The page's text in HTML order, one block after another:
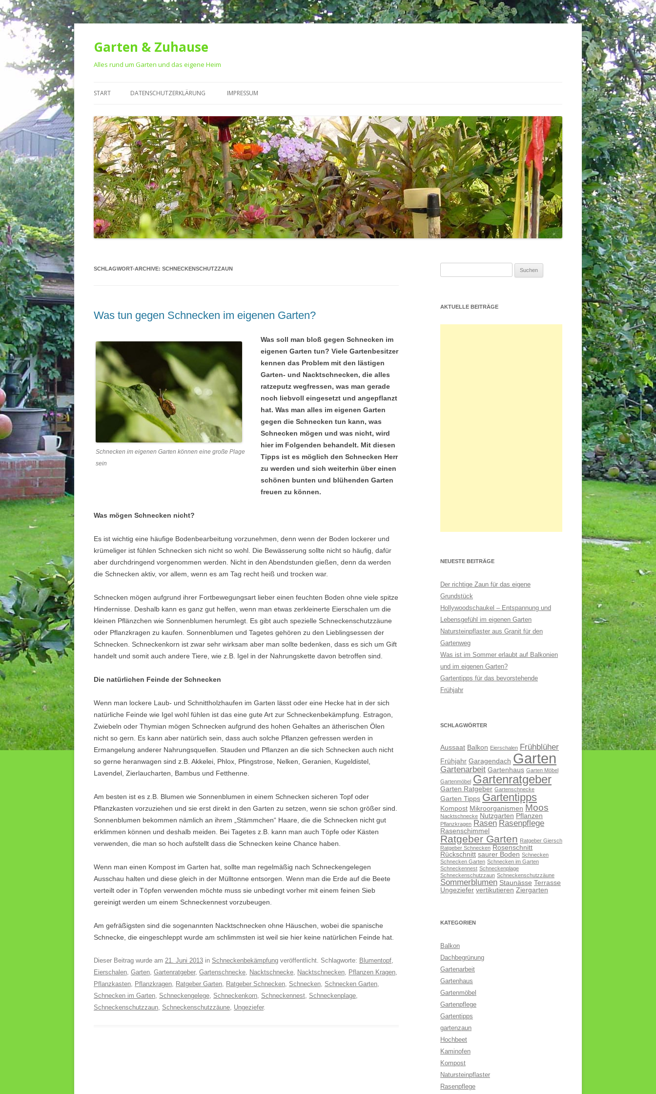
Garten & Zuhause
Alles rund um Garten und das eigene Heim
START DATENSCHUTZERKLÄRUNG IMPRESSUM
SCHLAGWORT-ARCHIVE: SCHNECKENSCHUTZZAUN
Was tun gegen Schnecken im eigenen Garten?
Schnecken im eigenen Garten können eine große Plage
sein
Was soll man bloß gegen Schnecken im
eigenen Garten tun? Viele Gartenbesitzer
kennen das Problem mit den lästigen
Garten- und Nacktschnecken, die alles
ratzeputz wegfressen, was man gerade
noch liebvoll eingesetzt und angepflanzt
hat. Was man alles im eigenen Garten
gegen die Schnecken tun kann, was
Schnecken mögen und was nicht, wird
hier im Folgenden behandelt. Mit diesen
Tipps ist es möglich den Schnecken Herr
zu werden und sich weiterhin über einen
schönen bunten und blühenden Garten
freuen zu können.
Was mögen Schnecken nicht?
Es ist wichtig eine häufige Bodenbearbeitung vorzunehmen, denn wenn der Boden lockerer und
krümeliger ist fühlen Schnecken sich nicht so wohl. Die Bewässerung sollte nicht so häufig, dafür
aber durchdringend vorgenommen werden. Nicht in den Abendstunden gießen, denn da werden
die Schnecken aktiv, vor allem, wenn es am Tag recht heiß und trocken war.
Schnecken mögen aufgrund ihrer Fortbewegungsart lieber einen feuchten Boden ohne viele spitze
Hindernisse. Deshalb kann es ganz gut helfen, wenn man etwas zerkleinerte Eierschalen um die
kleinen Pflänzchen wie Sonnenblumen herumlegt. Es gibt auch spezielle Schneckenschutzzäune
oder Pflanzkragen zu kaufen. Sonnenblumen und Tagetes gehören zu den Lieblingsessen der
Schnecken. Schneckenkorn ist zwar sehr wirksam aber man sollte bedenken, dass es sich um Gift
handelt und somit auch andere Tiere, wie z.B. Igel in der Nahrungskette davon betroffen sind.
Die natürlichen Feinde der Schnecken
Wenn man lockere Laub- und Schnittholzhaufen im Garten lässt oder eine Hecke hat in der sich
natürliche Feinde wie Igel wohl fühlen ist das eine gute Art zur Schneckenbekämpfung. Estragon,
Zwiebeln oder Thymian mögen Schnecken aufgrund des hohen Gehaltes an ätherischen Ölen
nicht so gern. Es kann aber natürlich sein, dass auch solche Pflanzen gefressen werden in
Ermangelung anderer Nahrungsquellen. Stauden und Pflanzen an die sich Schnecken auch nicht
so gerne heranwagen sind z.B. Akkelei, Phlox, Pfingstrose, Nelken, Geranien, Kugeldistel,
Lavendel, Zierlaucharten, Bambus und Fetthenne.
Am besten ist es z.B. Blumen wie Sonnenblumen in einem Schnecken sicheren Topf oder
Pflanzkasten vorzuziehen und sie erst direkt in den Garten zu setzen, wenn sie schon größer sind.
Sonnenblumen bekommen nämlich an ihrem „Stämmchen“ Haare, die die Schnecken nicht gut
erklimmen können und deshalb meiden. Bei Tagetes z.B. kann man auch Töpfe oder Kästen
verwenden, die man so hoch aufstellt dass die Schnecken keine Chance haben.
Wenn man einen Kompost im Garten hat, sollte man regelmäßig nach Schneckengelegen
Ausschau halten und diese gleich in der Mülltonne entsorgen. Wenn man die Erde auf die Beete
verteilt oder in Töpfen verwenden möchte muss sie unbedingt vorher mit einem feinen Sieb
gereinigt werden um einem Schneckennest vorzubeugen.
Am gefräßigsten sind die sogenannten Nacktschnecken ohne Häuschen, wobei die spanische
Schnecke, die eingeschleppt wurde am schlimmsten ist weil sie hier keine natürlichen Feinde hat.
Dieser Beitrag wurde am 21. Juni 2013 in Schneckenbekämpfung veröffentlicht. Schlagworte: Blumentopf,
Eierschalen, Garten, Gartenratgeber, Gartenschnecke, Nacktschnecke, Nacktschnecken, Pflanzen Kragen,
Pflanzkasten, Pflanzkragen, Ratgeber Garten, Ratgeber Schnecken, Schnecken, Schnecken Garten,
Schnecken im Garten, Schneckengelege, Schneckenkorn, Schneckennest, Schneckenplage,
Schneckenschutzzaun, Schneckenschutzzäune, Ungeziefer.
AKTUELLE BEITRÄGE
NEUESTE BEITRÄGE
Der richtige Zaun für das eigene
Grundstück
Hollywoodschaukel – Entspannung und
Lebensgefühl im eigenen Garten
Natursteinpflaster aus Granit für den
Gartenweg
Was ist im Sommer erlaubt auf Balkonien
und im eigenen Garten?
Gartentipps für das bevorstehende
Frühjahr
SCHLAGWÖRTER
Aussaat Balkon Eierschalen Frühblüher
Frühjahr Garagendach Garten
Gartenarbeit Gartenhaus Garten Möbel
Gartenmöbel Gartenratgeber
Garten Ratgeber Gartenschnecke
Garten Tipps Gartentipps
Kompost Mikroorganismen Moos
Nacktschnecke Nutzgarten Pflanzen
Pflanzkragen Rasen Rasenpflege
Rasenschimmel
Ratgeber Garten Ratgeber Giersch
Ratgeber Schnecken Rosenschnitt
Rückschnitt saurer Boden Schnecken
Schnecken Garten Schnecken im Garten
Schneckennest Schneckenplage
Schneckenschutzzaun Schneckenschutzzäune
Sommerblumen Staunässe Terrasse
Ungeziefer vertikutieren Ziergarten
KATEGORIEN
Balkon
Dachbegrünung
Gartenarbeit
Gartenhaus
Gartenmöbel
Gartenpflege
Gartentipps
gartenzaun
Hochbeet
Kaminofen
Kompost
Natursteinpflaster
Rasenpflege